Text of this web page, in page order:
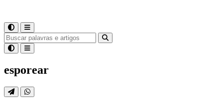
esporear